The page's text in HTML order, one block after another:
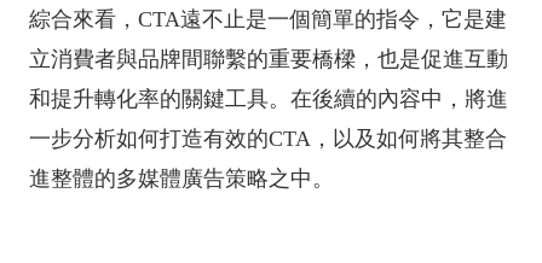
綜合來看，CTA遠不止是一個簡單的指令，它是建
立消費者與品牌間聯繫的重要橋樑，也是促進互動
和提升轉化率的關鍵工具。在後續的內容中，將進
一步分析如何打造有效的CTA，以及如何將其整合
進整體的多媒體廣告策略之中。